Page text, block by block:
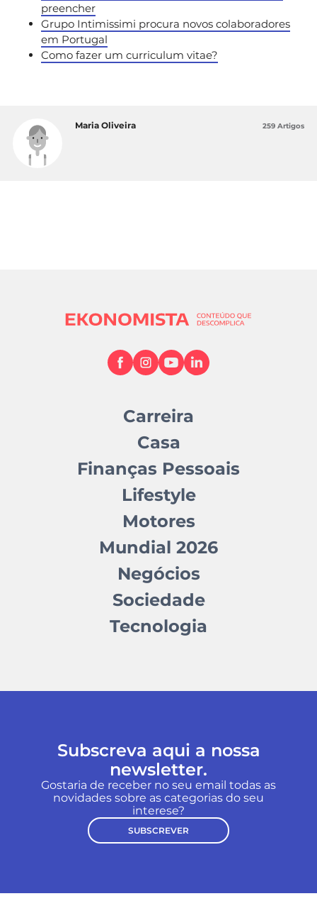
preencher
Grupo Intimissimi procura novos colaboradores
em Portugal
Como fazer um curriculum vitae?
Maria Oliveira 259 Artigos
Carreira
Casa
Finanças Pessoais
Lifestyle
Motores
Mundial 2026
Negócios
Sociedade
Tecnologia
Subscreva aqui a nossa
newsletter.
Gostaria de receber no seu email todas as
novidades sobre as categorias do seu
interese?
SUBSCREVER